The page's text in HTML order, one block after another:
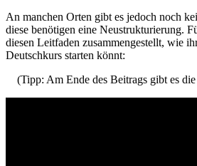
An manchen Orten gibt es jedoch noch
diese benötigen eine Neustrukturierung.
diesen Leitfaden zusammengestellt, wie
Deutschkurs starten könnt:
(Tipp: Am Ende des Beitrags gibt es